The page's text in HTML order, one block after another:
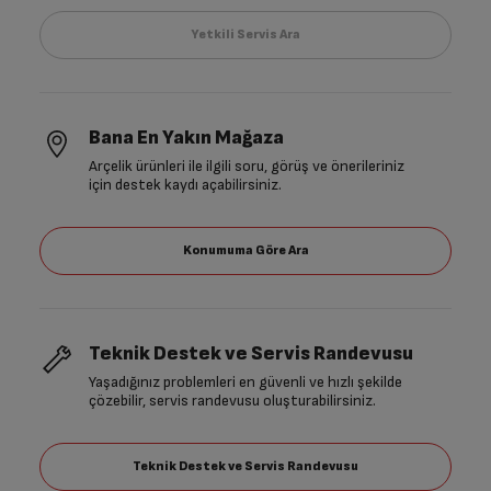
Bana En Yakın Mağaza
Arçelik ürünleri ile ilgili soru, görüş ve önerileriniz
için destek kaydı açabilirsiniz.
Teknik Destek ve Servis Randevusu
Yaşadığınız problemleri en güvenli ve hızlı şekilde
çözebilir, servis randevusu oluşturabilirsiniz.